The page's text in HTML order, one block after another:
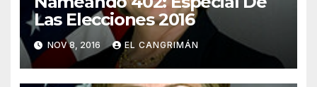
Las Elecciones 2016
NOV 8, 2016 EL CANGRIMÁN